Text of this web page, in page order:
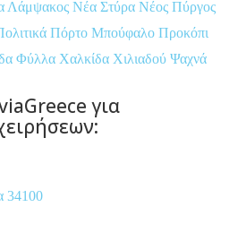
Λάμψακος Νέα Στύρα Νέος Πύργος
Πόρτο Μπούφαλο Προκόπι
Φύλλα Χαλκίδα Χιλιαδού Ψαχνά
για
34100